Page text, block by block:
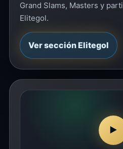
Grand Slams, Masters y
Elitegol.
Ver sección Elitegol
▶